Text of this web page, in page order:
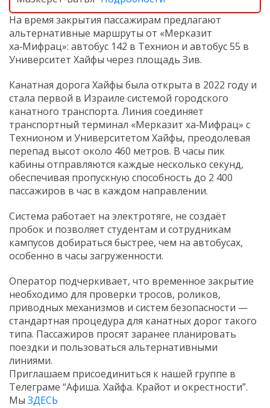
На время закрытия пассажирам предлагают
альтернативные маршруты от «Мерказит
ха‑Мифрац»: автобус 142 в Технион и автобус 55 в
Университет Хайфы через площадь Зив.
Канатная дорога Хайфы была открыта в 2022 году и
стала первой в Израиле системой городского
канатного транспорта. Линия соединяет
транспортный терминал «Мерказит ха‑Мифрац» с
Технионом и Университетом Хайфы, преодолевая
перепад высот около 460 метров. В часы пик
кабины отправляются каждые несколько секунд,
обеспечивая пропускную способность до 2 400
пассажиров в час в каждом направлении.
Система работает на электротяге, не создаёт
пробок и позволяет студентам и сотрудникам
кампусов добираться быстрее, чем на автобусах,
особенно в часы загруженности.
Оператор подчеркивает, что временное закрытие
необходимо для проверки тросов, роликов,
приводных механизмов и систем безопасности —
стандартная процедура для канатных дорог такого
типа. Пассажиров просят заранее планировать
поездки и пользоваться альтернативными
линиями.
Приглашаем присоединиться к нашей группе в
Телеграме “Афиша. Хайфа. Крайот и окрестности”.
Мы ЗДЕСЬ